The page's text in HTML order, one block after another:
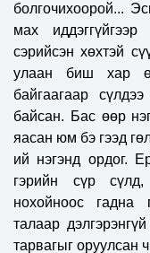
болгочихоорой...
мах
сэрийсэн хөхтэй
улаан биш хар
байгаагаар
байсан. Бас өөр
яасан юм бэ гээд
ий нэгэнд ордог.
гэрийн сүр
нохойноос гадна
талаар
тарвагыг оруулсан